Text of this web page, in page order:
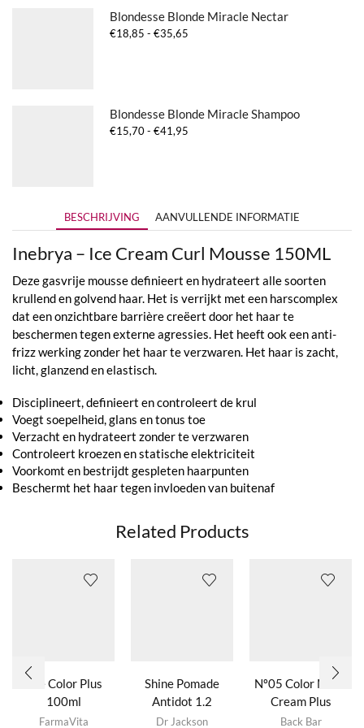
Blondesse Blonde Miracle Nectar
€18,85 - €35,65
Blondesse Blonde Miracle Shampoo
€15,70- €41,95
BESCHRIJVING AANVULLENDE INFORMATIE
Inebrya – Ice Cream Curl Mousse 150ML
Deze gasvrije mousse definieert en hydrateert alle soorten
krullend en golvend haar. Het is verrijkt met een harscomplex
dat een onzichtbare barrière creëert door het haar te
beschermen tegen externe agressies. Het heeft ook een anti-
frizz werking zonder het haar te verzwaren. Het haar is zacht,
licht, glanzend en elastisch.
Disciplineert, definieert en controleert de krul
Voegt soepelheid, glans en tonus toe
Verzacht en hydrateert zonder te verzwaren
Controleert kroezen en statische elektriciteit
Voorkomt en bestrijdt gespleten haarpunten
Beschermt het haar tegen invloeden van buitenaf
Related Products
Life Color Plus
100ml
FarmaVita
Shine Pomade
Antidot 1.2
Dr Jackson
Nº05 Color Mask
Cream Plus
Back Bar